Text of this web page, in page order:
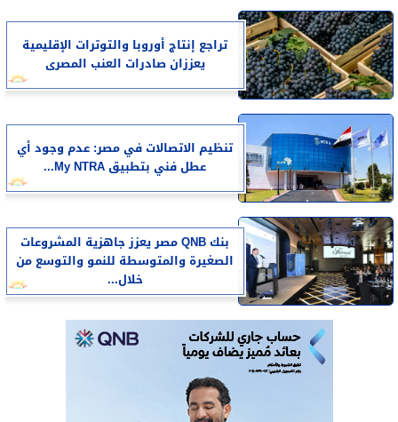
تراجع إنتاج أوروبا والتوترات الإقليمية
يعززان صادرات العنب المصرى
تنظيم الاتصالات في مصر: عدم وجود أي
عطل فني بتطبيق My NTRA...
بنك QNB مصر يعزز جاهزية المشروعات
الصغيرة والمتوسطة للنمو والتوسع من
خلال...